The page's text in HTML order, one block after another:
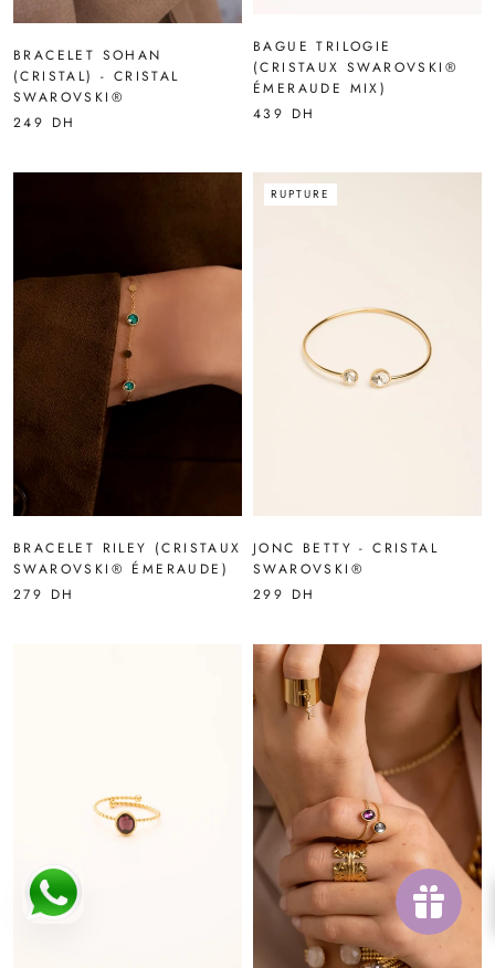
BRACELET SOHAN
(CRISTAL) - CRISTAL
SWAROVSKI®
249 DH
BAGUE TRILOGIE
(CRISTAUX SWAROVSKI®
ÉMERAUDE MIX)
439 DH
BRACELET RILEY (CRISTAUX
SWAROVSKI® ÉMERAUDE)
279 DH
RUPTURE
JONC BETTY - CRISTAL
SWAROVSKI®
299 DH